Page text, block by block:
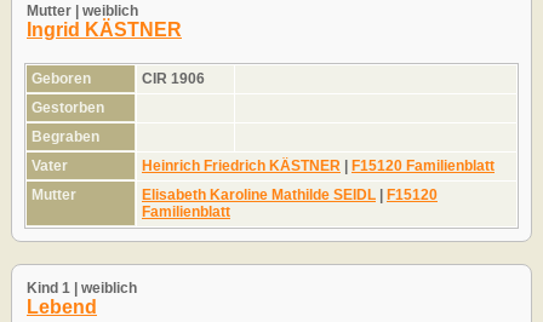
Mutter | weiblich
Ingrid KÄSTNER
Geboren
CIR 1906
Gestorben
Begraben
Vater
Heinrich Friedrich KÄSTNER | F15120 Familienblatt
Mutter
Elisabeth Karoline Mathilde SEIDL | F15120
Familienblatt
Kind 1 | weiblich
Lebend